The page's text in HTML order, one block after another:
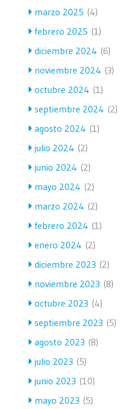
marzo 2025 (4)
febrero 2025 (1)
diciembre 2024 (6)
noviembre 2024 (3)
octubre 2024 (1)
septiembre 2024 (2)
agosto 2024 (1)
julio 2024 (2)
junio 2024 (2)
mayo 2024 (2)
marzo 2024 (2)
febrero 2024 (1)
enero 2024 (2)
diciembre 2023 (2)
noviembre 2023 (8)
octubre 2023 (4)
septiembre 2023 (5)
agosto 2023 (8)
julio 2023 (5)
junio 2023 (10)
mayo 2023 (5)